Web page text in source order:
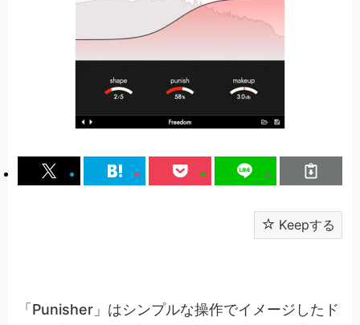
Keepする
「Punisher」はシンプルな操作でイメージしたド